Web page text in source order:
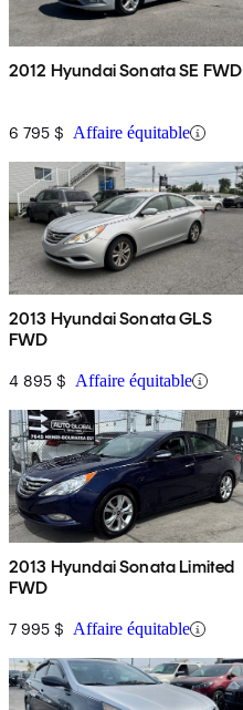
2012 Hyundai Sonata SE FWD
6 795 $ Affaire équitable
2013 Hyundai Sonata GLS
FWD
4 895 $ Affaire équitable
2013 Hyundai Sonata Limited
FWD
7 995 $ Affaire équitable